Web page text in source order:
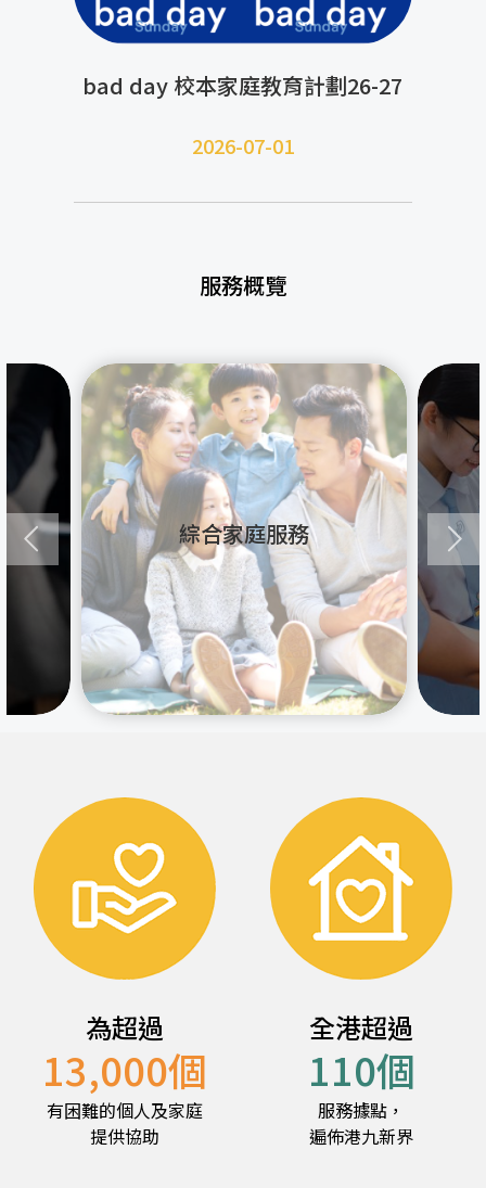
bad day 校本家庭教育計劃26-27
2026-07-01
服務概覽
綜合家庭服務
為超過
13,000個
有困難的個人及家庭
提供協助
全港超過
110個
服務據點，
遍佈港九新界